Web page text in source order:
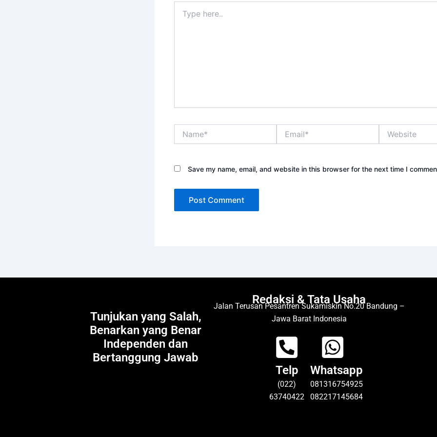
here..
Save my name, email, and website in this browser for the next time I
Tunjukan yang Salah,
Benarkan yang Benar
Independen dan
Bertanggung Jawab
Redaksi & Tata Usaha
Jalan Terusan Pesantren Sukamiskin No.20 Bandung –
Jawa Barat Indonesia
Telp
(022)
63740422
Whatsapp
081316754925
082217145684